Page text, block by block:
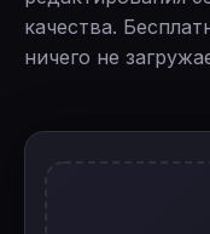
🇷🇺
🇨🇳
🇮🇳
качества.
ничего не